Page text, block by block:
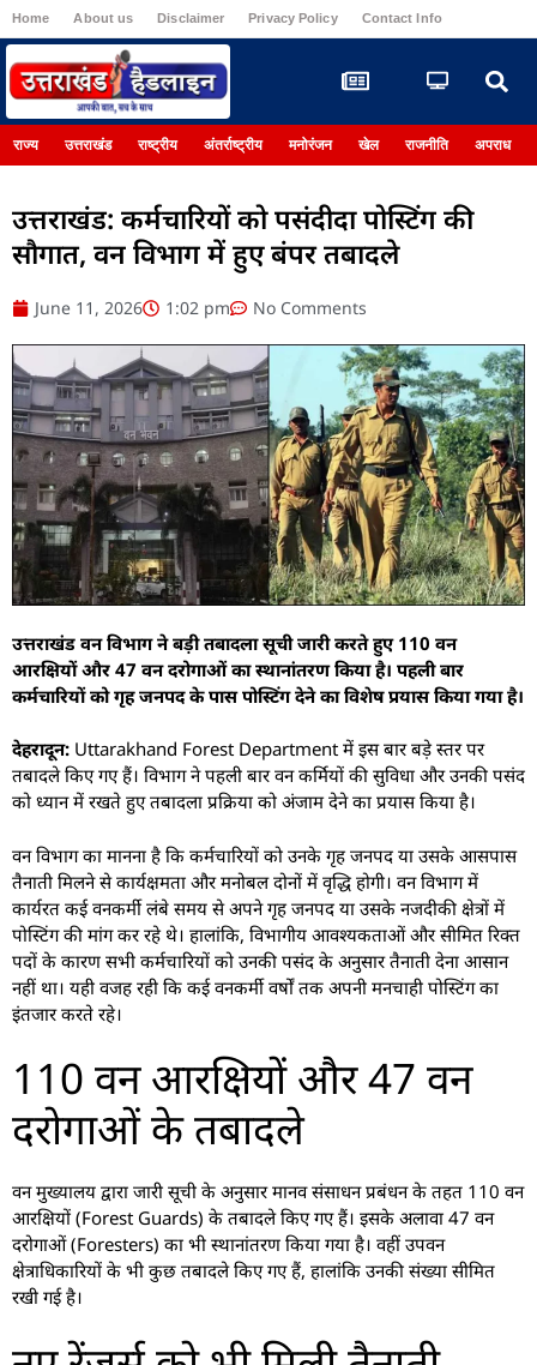
Home About us Disclaimer Privacy Policy Contact Info
राज्य उत्तराखंड राष्ट्रीय अंतर्राष्ट्रीय मनोरंजन खेल राजनीति अपराध
उत्तराखंड: कर्मचारियों को पसंदीदा पोस्टिंग की
सौगात, वन विभाग में हुए बंपर तबादले
June 11, 2026 1:02 pm No Comments
उत्तराखंड वन विभाग ने बड़ी तबादला सूची जारी करते हुए 110 वन
आरक्षियों और 47 वन दरोगाओं का स्थानांतरण किया है। पहली बार
कर्मचारियों को गृह जनपद के पास पोस्टिंग देने का विशेष प्रयास किया गया है।
देहरादून: Uttarakhand Forest Department में इस बार बड़े स्तर पर
तबादले किए गए हैं। विभाग ने पहली बार वन कर्मियों की सुविधा और उनकी पसंद
को ध्यान में रखते हुए तबादला प्रक्रिया को अंजाम देने का प्रयास किया है।
वन विभाग का मानना है कि कर्मचारियों को उनके गृह जनपद या उसके आसपास
तैनाती मिलने से कार्यक्षमता और मनोबल दोनों में वृद्धि होगी। वन विभाग में
कार्यरत कई वनकर्मी लंबे समय से अपने गृह जनपद या उसके नजदीकी क्षेत्रों में
पोस्टिंग की मांग कर रहे थे। हालांकि, विभागीय आवश्यकताओं और सीमित रिक्त
पदों के कारण सभी कर्मचारियों को उनकी पसंद के अनुसार तैनाती देना आसान
नहीं था। यही वजह रही कि कई वनकर्मी वर्षों तक अपनी मनचाही पोस्टिंग का
इंतजार करते रहे।
110 वन आरक्षियों और 47 वन
दरोगाओं के तबादले
वन मुख्यालय द्वारा जारी सूची के अनुसार मानव संसाधन प्रबंधन के तहत 110 वन
आरक्षियों (Forest Guards) के तबादले किए गए हैं। इसके अलावा 47 वन
दरोगाओं (Foresters) का भी स्थानांतरण किया गया है। वहीं उपवन
क्षेत्राधिकारियों के भी कुछ तबादले किए गए हैं, हालांकि उनकी संख्या सीमित
रखी गई है।